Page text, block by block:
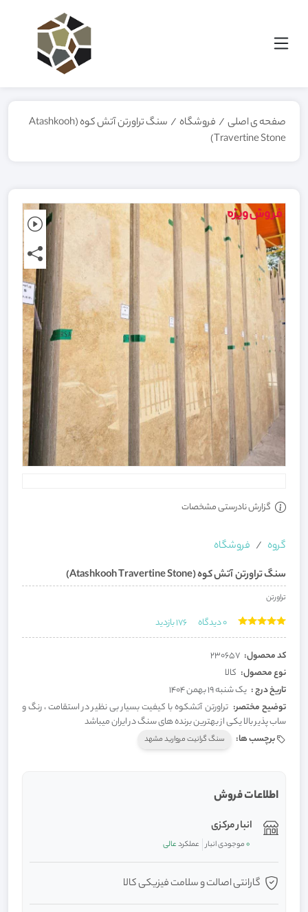
صفحه ی اصلی / فروشگاه /
سنگ تراورتن آتش کوه (Atashkooh
Travertine Stone)
گزارش نادرستی مشخصات
گروه
فروشگاه
سنگ تراورتن آتش کوه (Atashkooh Travertine Stone)
تراورتن
0دیدگاه 176بازدید
کد محصول: 230657
نوع محصول: کالا
تاریخ درج : یک شنبه 19 بهمن 1404
توضیح مختصر: تراورتن آتشکوه با کیفیت بسیار بی نظیر در استقامت ، رنگ و
ساب پذیر بالا یکی از بهترین برنده های سنگ در ایران میباشد
برچسب ها:
سنگ گرانیت مروارید مشهد
اطلاعات فروش
انبار مرکزی
0موجودی انبار عملکردعالی
گارانتی اصالت و سلامت فیزیکی کالا